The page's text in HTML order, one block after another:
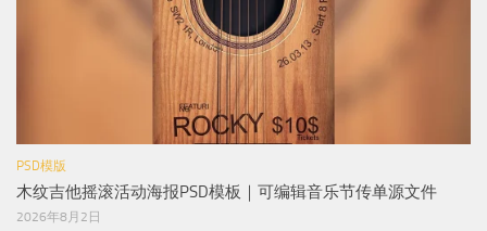
PSD模版
木纹吉他摇滚活动海报PSD模板｜可编辑音乐节传单源文件
2026年8月2日